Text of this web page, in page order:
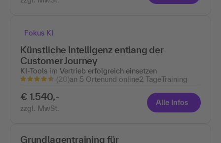
Fokus KI
Künstliche Intelligenz entlang der
Customer Journey
KI-Tools im Vertrieb erfolgreich einsetzen
(20)an 5 Ortenund online2 TageTraining
€ 1.540,-
zzgl. MwSt.
Alle Infos
Grundlagentraining für